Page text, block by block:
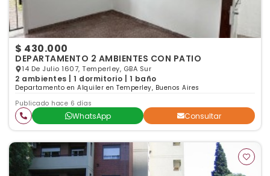
$ 430.000
DEPARTAMENTO 2 AMBIENTES CON PATIO
14 De Julio 1607, Temperley, GBA Sur
2 ambientes | 1 dormitorio | 1 baño
Departamento en Alquiler en Temperley, Buenos Aires
Publicado hace 6 días
WhatsApp Consultar